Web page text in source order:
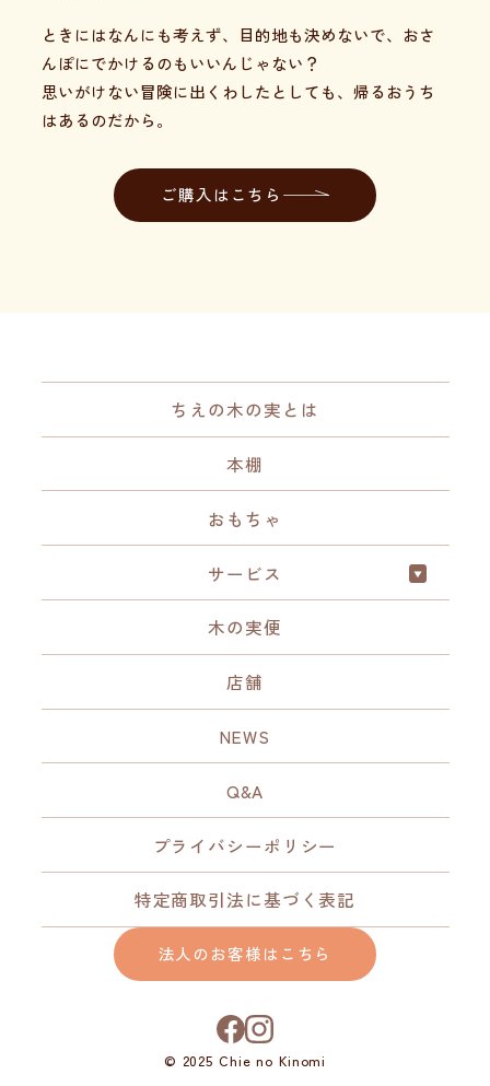
ときにはなんにも考えず、目的地も決めないで、おさ
んぽにでかけるのもいいんじゃない？
思いがけない冒険に出くわしたとしても、帰るおうち
はあるのだから。
ご購入はこちら
法人のお客様はこちら
© 2025 Chie no Kinomi
ちえの木の実とは
本棚
おもちゃ
サービス
木の実便
店舗
NEWS
Q&A
プライバシーポリシー
特定商取引法に基づく表記